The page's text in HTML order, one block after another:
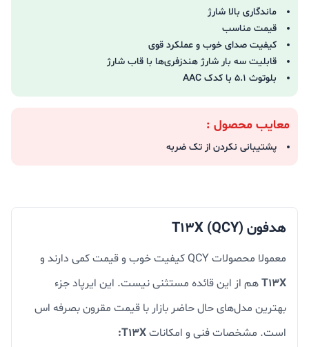
ماندگاری بالا شارژ
قیمت مناسب
کیفیت صدای خوب و عملکرد قوی
قابلیت سه بار شارژ هندزفری‌ها با قاب شارژ
بلوتوث 5.1 با کدک AAC
معایب محصول :
پشتیبانی نکردن از تک ضربه
هدفون (QCY) T13X
معمولا محصولات QCY کیفیت خوب و قیمت کمی دارند و
T13Xهم از این قائده مستثنی نیست. این ایرپاد جزء
بهترین مدل‌های حال حاضر بازار با قیمت مقرون بصرفه اس
است. مشخصات فنی و امکاناتT13X: